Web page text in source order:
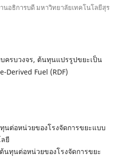
นอธิการบดี มหาวิทยาลัยเทคโนโลยีสุร
ครบวงจร, ต้นทุนแปรรูปขยะเป็น
Derived Fuel (RDF)
นต่อหน่วยของโรงจัดการขยะแบบ
ยี
นทุนต่อหน่วยของโรงจัดการขยะ